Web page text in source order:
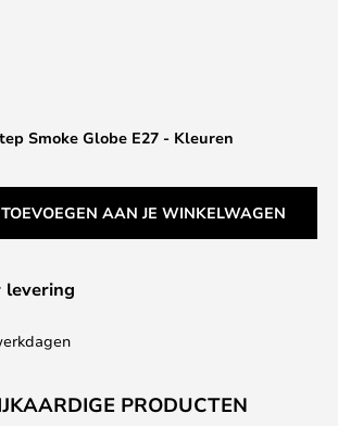
Smoke Globe E27 - Kleuren
TOEVOEGEN AAN JE WINKELWAGEN
levering
PRODUCTEN